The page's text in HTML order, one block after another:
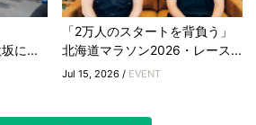
に...
「2万人のスタートを背負う」
北海道マラソン2026・レース...
Jul 15, 2026 / EVENT